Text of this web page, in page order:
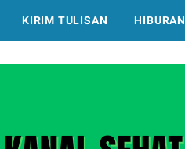
KIRIM TULISAN HIBURAN